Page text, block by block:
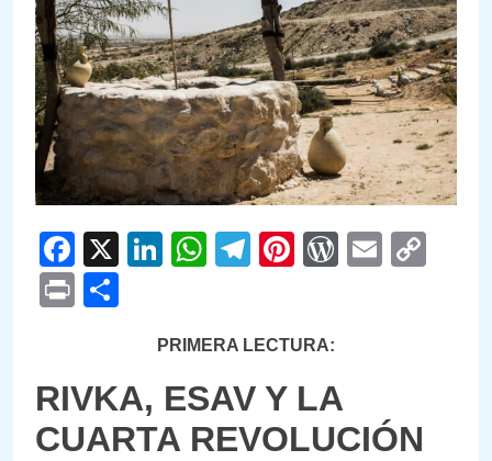
Facebook
X LinkedIn
WhatsApp
Telegram
PinterestEmail
Print
PRIMERA LECTURA:
RIVKA, ESAV Y LA
CUARTA REVOLUCIÓN